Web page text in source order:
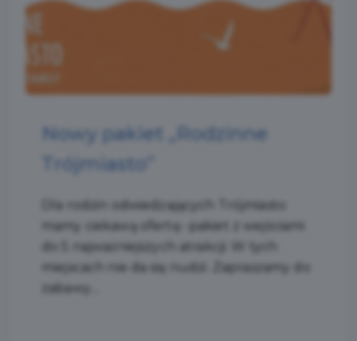
Nowy pakiet „Rodzinne
Trójmiasto”
Dla rodzin odwiedzających Trójmiasto
mamy ciekawą ofertę- pakiet z wejściami
do 5 najważniejszych atrakcji. W tych
miejscach nie da się nudzi. Zapraszamy do
zabawy....